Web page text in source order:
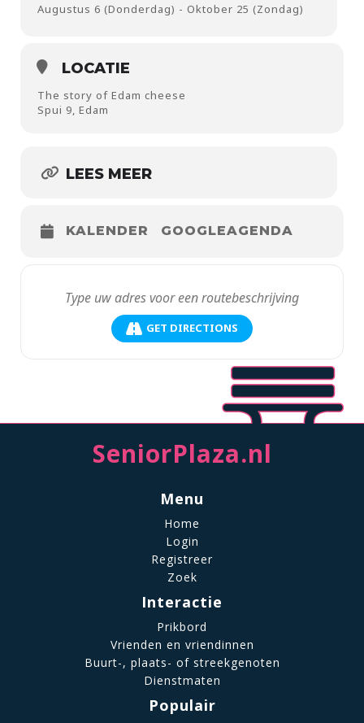
Augustus 6 (Donderdag) - Oktober 25 (Zondag)
LOCATIE
The story of Edam cheese
Spui 9, Edam
LEES MEER
KALENDER GOOGLEAGENDA
GET DIRECTIONS
SeniorPlaza.nl
Menu
Home
Login
Registreer
Zoek
Interactie
Prikbord
Vrienden en vriendinnen
Buurt-, plaats- of streekgenoten
Dienstmaten
Populair